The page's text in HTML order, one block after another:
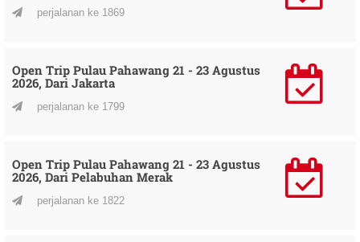
perjalanan ke 1869
Open Trip Pulau Pahawang 21 - 23 Agustus
2026, Dari Jakarta
perjalanan ke 1799
Open Trip Pulau Pahawang 21 - 23 Agustus
2026, Dari Pelabuhan Merak
perjalanan ke 1822